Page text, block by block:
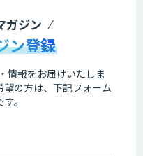
ガジン
ン登録
情報をお届けいたしま
望の方は、下記フォーム
。